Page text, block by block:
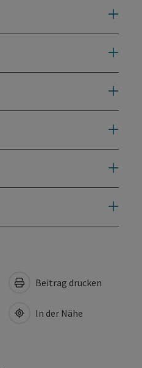
Beitrag drucken
In der Nähe